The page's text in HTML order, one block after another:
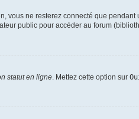
vous ne resterez connecté que
public pour accéder au forum
statut en ligne . Mettez cette option sur